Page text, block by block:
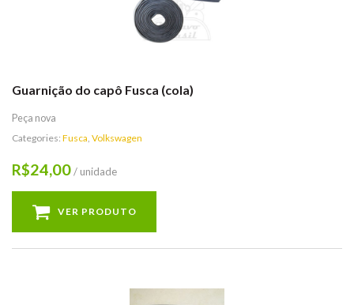
Guarnição do capô Fusca (cola)
Peça nova
Categories: Fusca, Volkswagen
R$24,00/ unidade
VER PRODUTO